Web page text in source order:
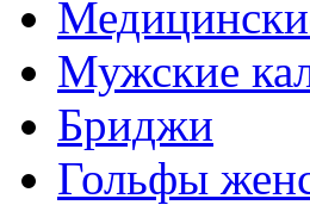
Мужские
Бриджи
Гольфы